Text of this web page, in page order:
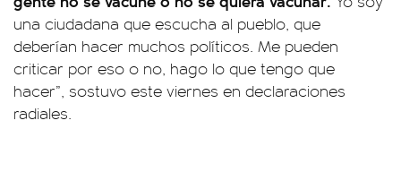
una ciudadana que escucha al pueblo, que
deberían hacer muchos políticos. Me pueden
criticar por eso o no, hago lo que tengo que
hacer”, sostuvo este viernes en declaraciones
radiales.